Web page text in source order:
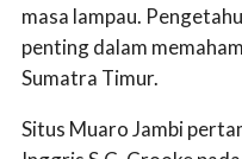
masa lampau.
penting dalam
Sumatra Timur.
Situs Muaro Jambi